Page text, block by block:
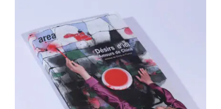
Area revue n°30 – Désirs d’ici Amours
de Chine